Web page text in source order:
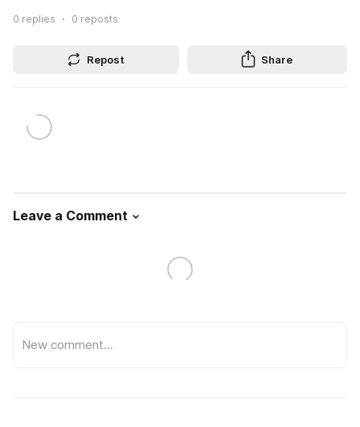
0 replies 0 reposts
Repost Share
Leave a Comment